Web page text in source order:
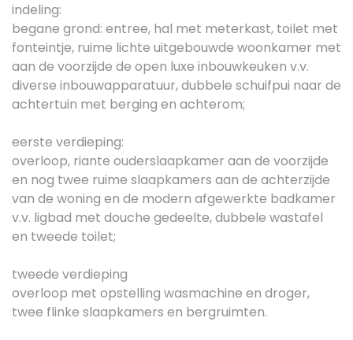
indeling:
begane grond: entree, hal met meterkast, toilet met
fonteintje, ruime lichte uitgebouwde woonkamer met
aan de voorzijde de open luxe inbouwkeuken v.v.
diverse inbouwapparatuur, dubbele schuifpui naar de
achtertuin met berging en achterom;
eerste verdieping:
overloop, riante ouderslaapkamer aan de voorzijde
en nog twee ruime slaapkamers aan de achterzijde
van de woning en de modern afgewerkte badkamer
v.v. ligbad met douche gedeelte, dubbele wastafel
en tweede toilet;
tweede verdieping
overloop met opstelling wasmachine en droger,
twee flinke slaapkamers en bergruimten.